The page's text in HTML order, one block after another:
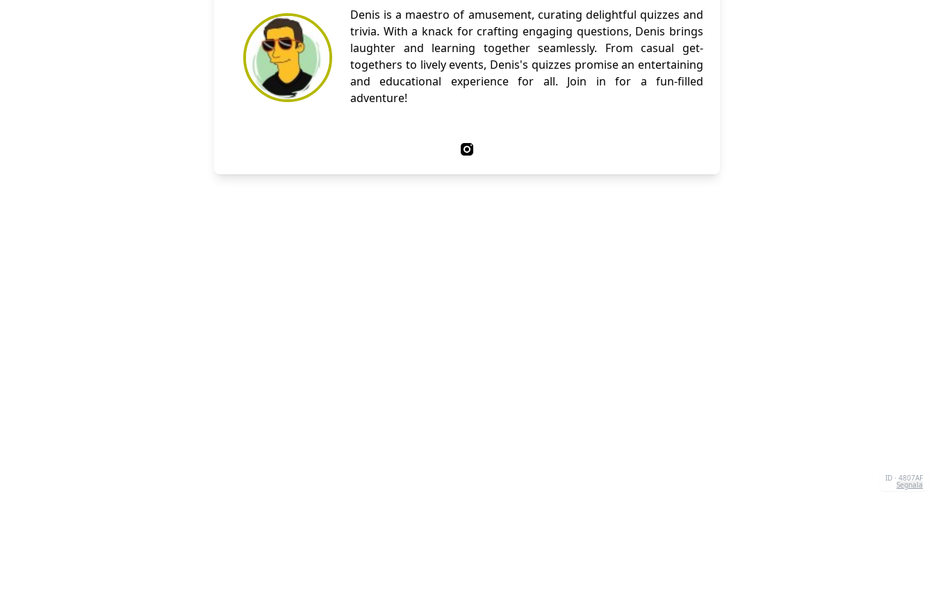
Denis is a maestro of amusement, curating delightful quizzes and
trivia. With a knack for crafting engaging questions, Denis brings
laughter and learning together seamlessly. From casual get-
togethers to lively events, Denis's quizzes promise an entertaining
and educational experience for all. Join in for a fun-filled
adventure!
ID · 4807AF
Segnala